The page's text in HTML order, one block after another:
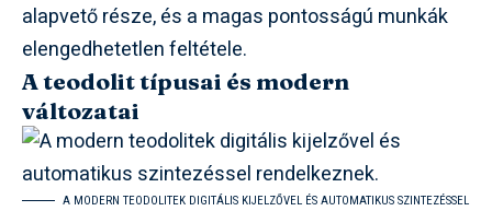
alapvető része, és a magas pontosságú munkák
elengedhetetlen feltétele.
A teodolit típusai és modern
változatai
A MODERN TEODOLITEK DIGITÁLIS KIJELZŐVEL ÉS AUTOMATIKUS SZINTEZÉSSEL